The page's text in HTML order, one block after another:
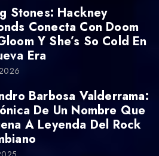
Stones: Hackney
Conecta Con Doom
Y She’s So Cold En
Era
Barbosa Valderrama:
De Un Nombre Que
A Leyenda Del Rock